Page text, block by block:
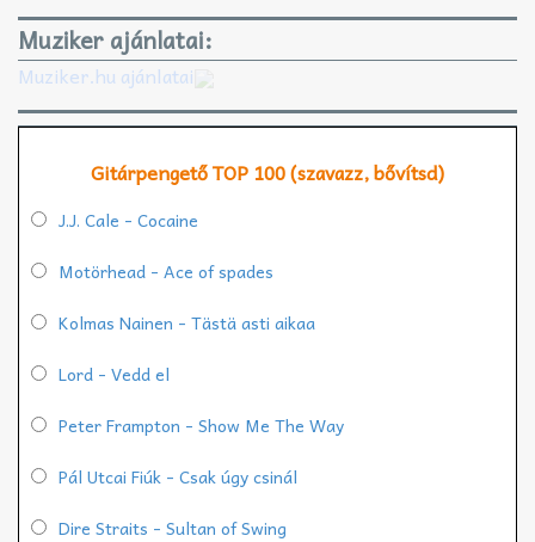
Muziker ajánlatai:
Muziker.hu ajánlatai
Gitárpengető TOP 100 (szavazz, bővítsd)
J.J. Cale - Cocaine
Motörhead - Ace of spades
Kolmas Nainen - Tästä asti aikaa
Lord - Vedd el
Peter Frampton - Show Me The Way
Pál Utcai Fiúk - Csak úgy csinál
Dire Straits - Sultan of Swing